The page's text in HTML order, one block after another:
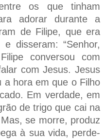
os que tinham
adorar durante a
de Filipe, que era
disseram: “Senhor,
conversou com
com Jesus. Jesus
a hora em que o Filho
Em verdade, em
de trigo que cai na
se morre, produz
à sua vida, perde-